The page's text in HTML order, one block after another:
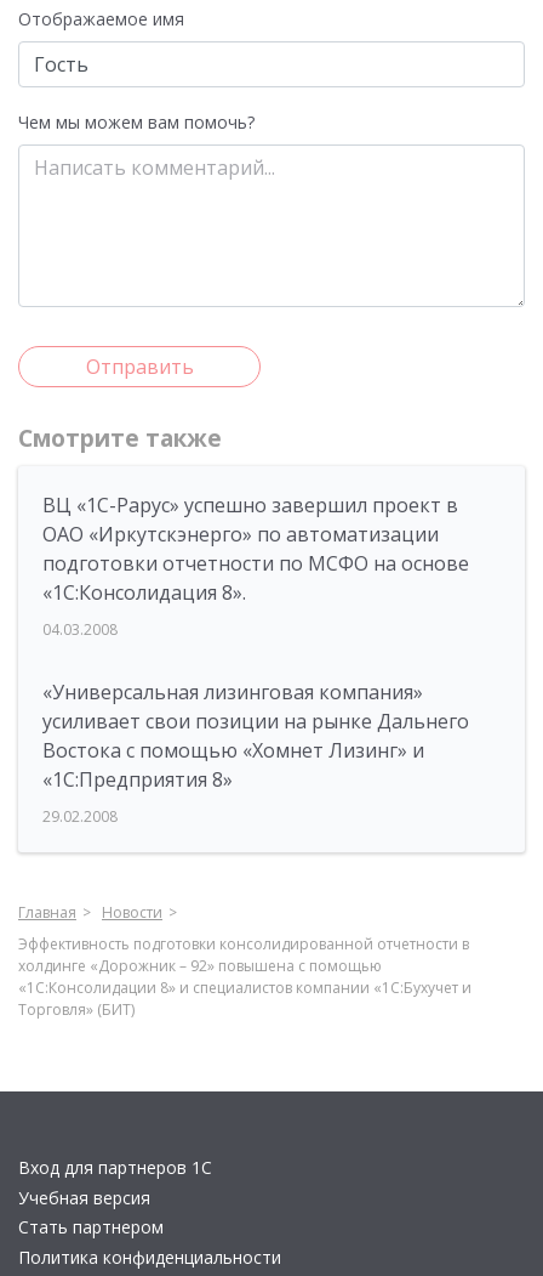
Отображаемое имя
Чем мы можем вам помочь?
Отправить
Смотрите также
ВЦ «1С-Рарус» успешно завершил проект в
ОАО «Иркутскэнерго» по автоматизации
подготовки отчетности по МСФО на основе
«1С:Консолидация 8».
04.03.2008
«Универсальная лизинговая компания»
усиливает свои позиции на рынке Дальнего
Востока с помощью «Хомнет Лизинг» и
«1С:Предприятия 8»
29.02.2008
Главная
Новости
Эффективность подготовки консолидированной отчетности в
холдинге «Дорожник – 92» повышена с помощью
«1С:Консолидации 8» и специалистов компании «1С:Бухучет и
Торговля» (БИТ)
Вход для партнеров 1С
Учебная версия
Стать партнером
Политика конфиденциальности